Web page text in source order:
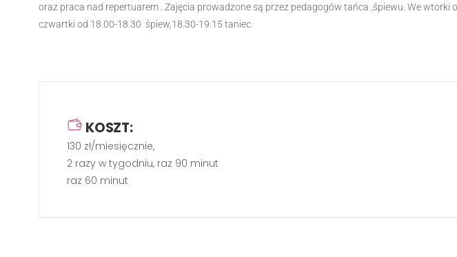
oraz praca nad repertuarem . Zajęcia prowadzone są przez pedagogów tańca ,śpiewu. We
czwartki od 18.00-18.30 śpiew,18.30-19.15 taniec
KOSZT:
130 zł/miesięcznie,
2 razy w tygodniu, raz 90 minut
raz 60 minut